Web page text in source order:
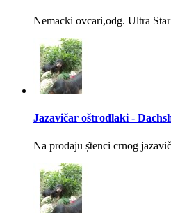
Nemacki ovcari,odg. Ultra
Jazavičar oštrodlaki -
Na prodaju ṣ̌tenci crnog